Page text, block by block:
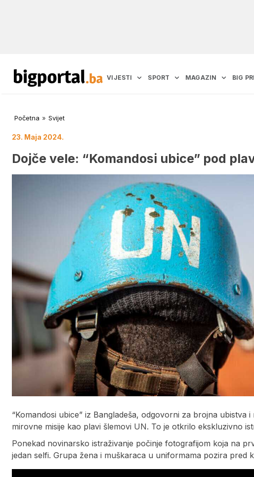
VIJESTI SPORT MAGAZIN BIG
Početna » Svijet
23. Maja 2024.
Dojče vele: “Komandosi ubice” pod
“Komandosi ubice” iz Bangladeša, odgovorni za brojna ubistva
mirovne misije kao plavi šlemovi UN. To je otkrilo ekskluzivno
Ponekad novinarsko istraživanje počinje fotografijom koja na
jedan selfi. Grupa žena i muškaraca u uniformama pozira pred